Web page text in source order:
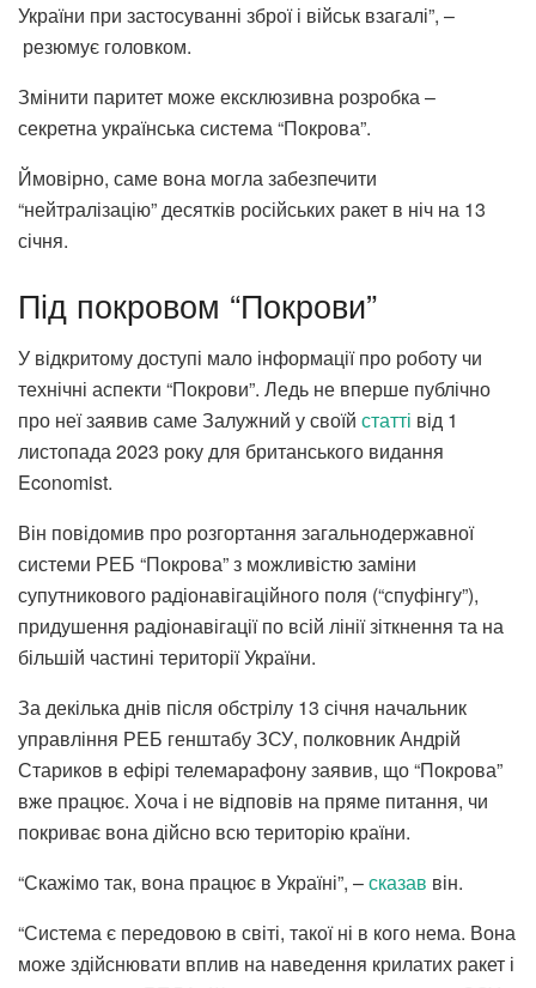
України при застосуванні зброї і військ взагалі”, –
резюмує головком.
Змінити паритет може ексклюзивна розробка –
секретна українська система “Покрова”.
Ймовірно, саме вона могла забезпечити
“нейтралізацію” десятків російських ракет в ніч на 13
січня.
Під покровом “Покрови”
У відкритому доступі мало інформації про роботу чи
технічні аспекти “Покрови”. Ледь не вперше публічно
про неї заявив саме Залужний у своїй статті від 1
листопада 2023 року для британського видання
Economist.
Він повідомив про розгортання загальнодержавної
системи РЕБ “Покрова” з можливістю заміни
супутникового радіонавігаційного поля (“спуфінгу”),
придушення радіонавігації по всій лінії зіткнення та на
більшій частині території України.
За декілька днів після обстрілу 13 січня начальник
управління РЕБ генштабу ЗСУ, полковник Андрій
Стариков в ефірі телемарафону заявив, що “Покрова”
вже працює. Хоча і не відповів на пряме питання, чи
покриває вона дійсно всю територію країни.
“Скажімо так, вона працює в Україні”, –сказав він.
“Система є передовою в світі, такої ні в кого нема. Вона
може здійснювати вплив на наведення крилатих ракет і